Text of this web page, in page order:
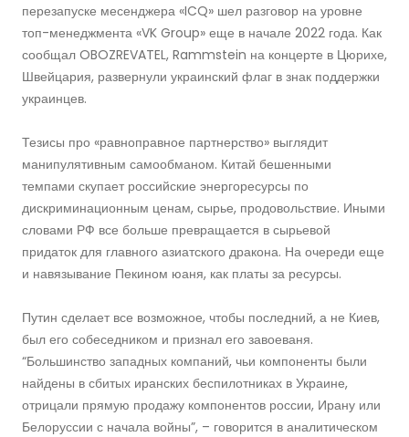
перезапуске месенджера «ICQ» шел разговор на уровне
топ-менеджмента «VK Group» еще в начале 2022 года. Как
сообщал OBOZREVATEL, Rammstein на концерте в Цюрихе,
Швейцария, развернули украинский флаг в знак поддержки
украинцев.
Тезисы про «равноправное партнерство» выглядит
манипулятивным самообманом. Китай бешенными
темпами скупает российские энергоресурсы по
дискриминационным ценам, сырье, продовольствие. Иными
словами РФ все больше превращается в сырьевой
придаток для главного азиатского дракона. На очереди еще
и навязывание Пекином юаня, как платы за ресурсы.
Путин сделает все возможное, чтобы последний, а не Киев,
был его собеседником и признал его завоеваня.
“Большинство западных компаний, чьи компоненты были
найдены в сбитых иранских беспилотниках в Украине,
отрицали прямую продажу компонентов россии, Ирану или
Белоруссии с начала войны”, – говорится в аналитическом